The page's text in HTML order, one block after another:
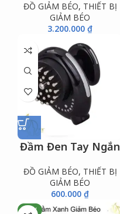
ĐỒ GIẢM BÉO, THIẾT BỊ
GIẢM BÉO
3.200.000 ₫
Đầm Đen Tay Ngắn
ĐỒ GIẢM BÉO, THIẾT BỊ
GIẢM BÉO
600.000 ₫
NEW